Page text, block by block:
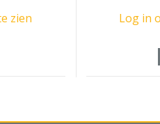
zien
TMS Rooibos Vanille
Log in